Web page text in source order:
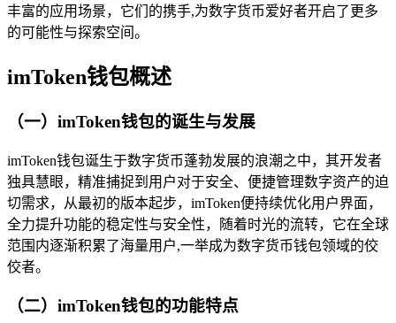
丰富的应用场景，它们的携手,为数字货币爱好者开启了更多
的可能性与探索空间。
imToken钱包概述
（一）imToken钱包的诞生与发展
imToken钱包诞生于数字货币蓬勃发展的浪潮之中，其开发者
独具慧眼，精准捕捉到用户对于安全、便捷管理数字资产的迫
切需求，从最初的版本起步，imToken便持续优化用户界面，
全力提升功能的稳定性与安全性，随着时光的流转，它在全球
范围内逐渐积累了海量用户,一举成为数字货币钱包领域的佼
佼者。
（二）imToken钱包的功能特点